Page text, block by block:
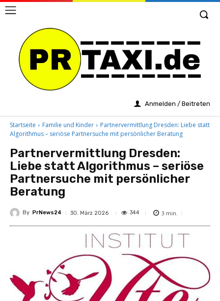
Anmelden / Beitreten
Startseite Familie und Kinder
Partnervermittlung Dresden: Liebe statt
Algorithmus – seriöse Partnersuche mit persönlicher Beratung
Partnervermittlung Dresden:
Liebe statt Algorithmus – seriöse
Partnersuche mit persönlicher
Beratung
By PrNews24 30. März 2026 344 3 min.